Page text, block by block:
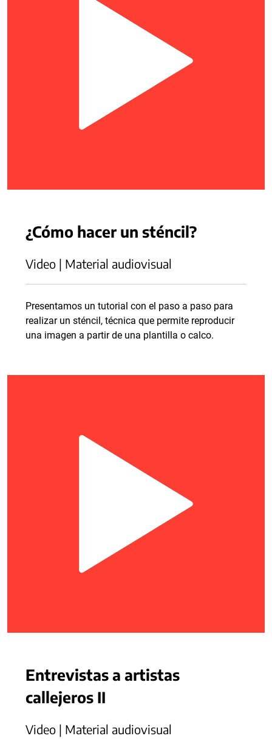
¿Cómo hacer un sténcil?
Video | Material audiovisual
Presentamos un tutorial con el paso a paso para
realizar un sténcil, técnica que permite reproducir
una imagen a partir de una plantilla o calco.
Entrevistas a artistas
callejeros II
Video | Material audiovisual